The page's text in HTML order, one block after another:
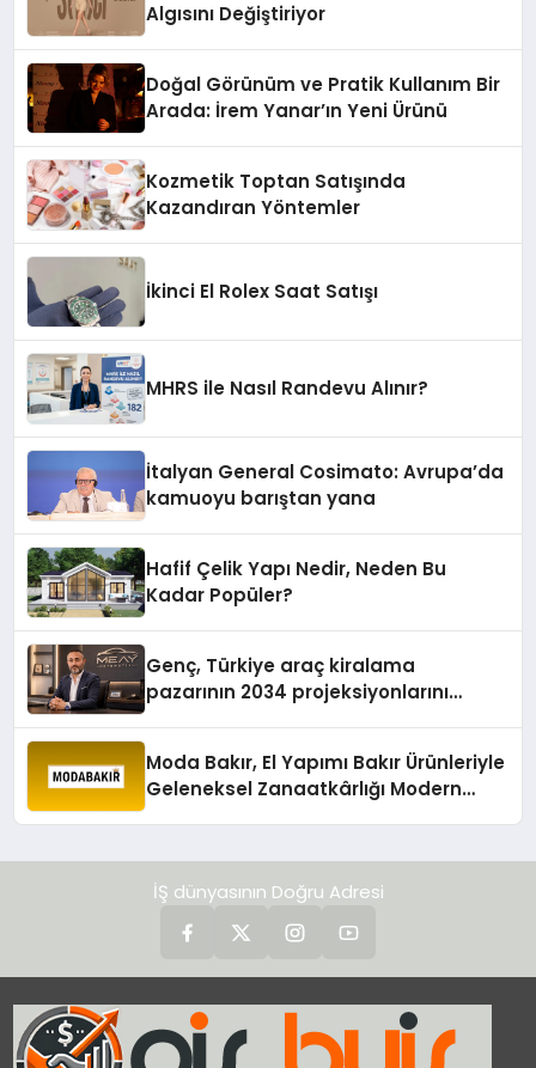
Algısını Değiştiriyor
Doğal Görünüm ve Pratik Kullanım Bir
Arada: İrem Yanar’ın Yeni Ürünü
Kozmetik Toptan Satışında
Kazandıran Yöntemler
İkinci El Rolex Saat Satışı
MHRS ile Nasıl Randevu Alınır?
İtalyan General Cosimato: Avrupa’da
kamuoyu barıştan yana
Hafif Çelik Yapı Nedir, Neden Bu
Kadar Popüler?
Genç, Türkiye araç kiralama
pazarının 2034 projeksiyonlarını
Moda Bakır, El Yapımı Bakır Ürünleriyle
Geleneksel Zanaatkârlığı Modern
İŞ dünyasının Doğru Adresi